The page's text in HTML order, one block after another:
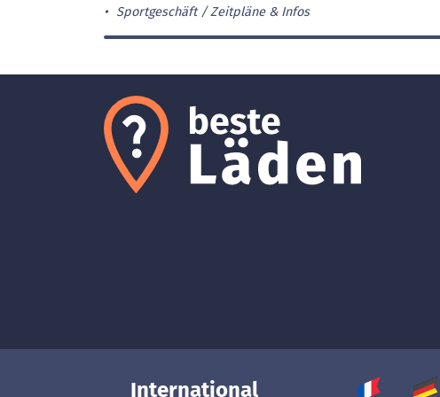
Sportgeschäft Zeitpläne & Infos
International